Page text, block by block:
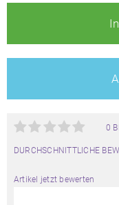
0
DURCHSCHNITTLICHE
Artikel jetzt bewerten